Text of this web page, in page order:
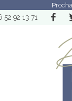
52 92 13 71